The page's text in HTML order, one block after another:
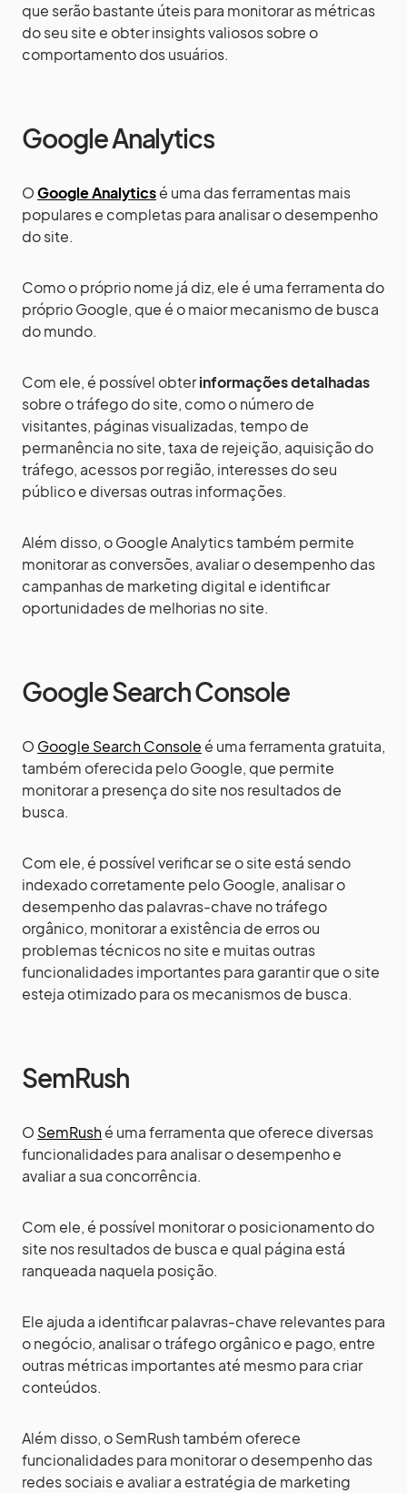
que serão bastante úteis para monitorar as métricas
do seu site e obter insights valiosos sobre o
comportamento dos usuários.
Google Analytics
OGoogle Analyticsé uma das ferramentas mais
populares e completas para analisar o desempenho
do site.
Como o próprio nome já diz, ele é uma ferramenta do
próprio Google, que é o maior mecanismo de busca
do mundo.
Com ele, é possível obterinformações detalhadas
sobre o tráfego do site, como o número de
visitantes, páginas visualizadas, tempo de
permanência no site, taxa de rejeição, aquisição do
tráfego, acessos por região, interesses do seu
público e diversas outras informações.
Além disso, o Google Analytics também permite
monitorar as conversões, avaliar o desempenho das
campanhas de marketing digital e identificar
oportunidades de melhorias no site.
Google Search Console
O Google Search Console é uma ferramenta gratuita,
também oferecida pelo Google, que permite
monitorar a presença do site nos resultados de
busca.
Com ele, é possível verificar se o site está sendo
indexado corretamente pelo Google, analisar o
desempenho das palavras-chave no tráfego
orgânico, monitorar a existência de erros ou
problemas técnicos no site e muitas outras
funcionalidades importantes para garantir que o site
esteja otimizado para os mecanismos de busca.
SemRush
O SemRushé uma ferramenta que oferece diversas
funcionalidades para analisar o desempenho e
avaliar a sua concorrência.
Com ele, é possível monitorar o posicionamento do
site nos resultados de busca e qual página está
ranqueada naquela posição.
Ele ajuda a identificar palavras-chave relevantes para
o negócio, analisar o tráfego orgânico e pago, entre
outras métricas importantes até mesmo para criar
conteúdos.
Além disso, o SemRush também oferece
funcionalidades para monitorar o desempenho das
redes sociais e avaliar a estratégia de marketing